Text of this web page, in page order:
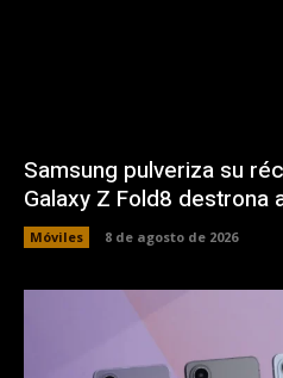
Samsung pulveriza su
Galaxy Z Fold8 destrona
Móviles 8 de agosto de 2026